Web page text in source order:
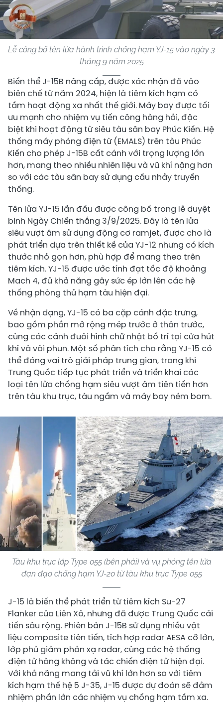
Lễ công bố tên lửa hành trình chống hạm YJ-15 vào ngày 3
tháng 9 năm 2025
Biến thể J-15B nâng cấp, được xác nhận đã vào
biên chế từ năm 2024, hiện là tiêm kích hạm có
tầm hoạt động xa nhất thế giới. Máy bay được tối
ưu mạnh cho nhiệm vụ tiến công hàng hải, đặc
biệt khi hoạt động từ siêu tàu sân bay Phúc Kiến. Hệ
thống máy phóng điện từ (EMALS) trên tàu Phúc
Kiến cho phép J-15B cất cánh với trọng lượng lớn
hơn, mang theo nhiều nhiên liệu và vũ khí nặng hơn
so với các tàu sân bay sử dụng cầu nhảy truyền
thống.
Tên lửa YJ-15 lần đầu được công bố trong lễ duyệt
binh Ngày Chiến thắng 3/9/2025. Đây là tên lửa
siêu vượt âm sử dụng động cơ ramjet, được cho là
phát triển dựa trên thiết kế của YJ-12 nhưng có kích
thước nhỏ gọn hơn, phù hợp để mang theo trên
tiêm kích. YJ-15 được ước tính đạt tốc độ khoảng
Mach 4, đủ khả năng gây sức ép lớn lên các hệ
thống phòng thủ hạm tàu hiện đại.
Về nhận dạng, YJ-15 có ba cặp cánh đặc trưng,
bao gồm phần mở rộng mép trước ở thân trước,
cùng các cánh đuôi hình chữ nhật bố trí tại cửa hút
khí và vòi phun. Một số phân tích cho rằng YJ-15 có
thể đóng vai trò giải pháp trung gian, trong khi
Trung Quốc tiếp tục phát triển và triển khai các
loại tên lửa chống hạm siêu vượt âm tiên tiến hơn
trên tàu khu trục, tàu ngầm và máy bay ném bom.
Tàu khu trục lớp Type 055 (bên phải) và vụ phóng tên lửa
đạn đạo chống hạm YJ-20 từ tàu khu trục Type 055
J-15 là biến thể phát triển từ tiêm kích Su-27
Flanker của Liên Xô, nhưng đã được Trung Quốc cải
tiến sâu rộng. Phiên bản J-15B sử dụng nhiều vật
liệu composite tiên tiến, tích hợp radar AESA cỡ lớn,
lớp phủ giảm phản xạ radar, cùng các hệ thống
điện tử hàng không và tác chiến điện tử hiện đại.
Với khả năng mang tải vũ khí lớn hơn so với tiêm
kích hạm thế hệ 5 J-35, J-15 được dự đoán sẽ đảm
nhiệm phần lớn các nhiệm vụ chống hạm tầm xa.